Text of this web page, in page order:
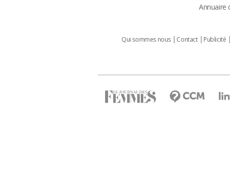
Annuaire
Qui sommes nous Contact Publicité